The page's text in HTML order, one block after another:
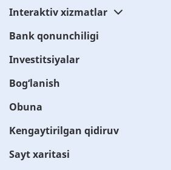
Interaktiv xizmatlar
Bank qonunchiligi
Investitsiyalar
Bog‘lanish
Obuna
Kengaytirilgan qidiruv
Sayt xaritasi